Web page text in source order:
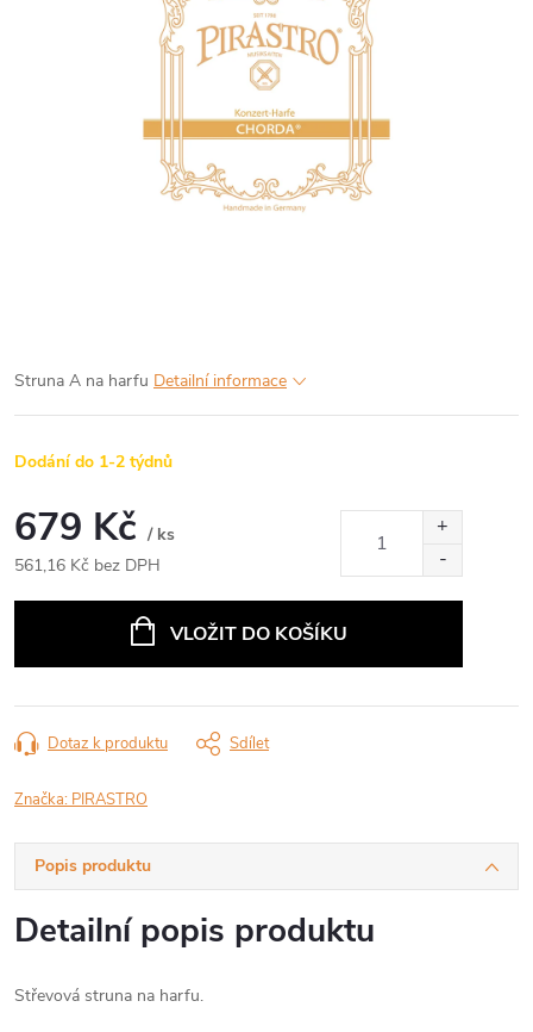
Struna A na harfu Detailní informace
Dodání do 1-2 týdnů
679 Kč / ks
561,16 Kč bez DPH
VLOŽIT DO KOŠÍKU
Dotaz k produktu Sdílet
Značka: PIRASTRO
Popis produktu
Detailní popis produktu
Střevová struna na harfu.